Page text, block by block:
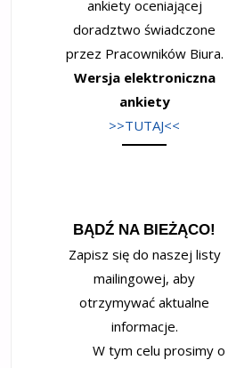
ankiety oceniającej
doradztwo świadczone
przez Pracowników Biura.
Wersja elektroniczna
ankiety
>>TUTAJ<<
BĄDŹ NA BIEŻĄCO!
Zapisz się do naszej listy
mailingowej, aby
otrzymywać aktualne
informacje.
W tym celu prosimy o